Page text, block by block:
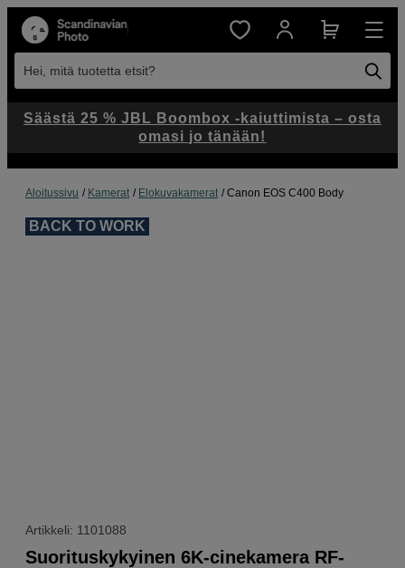
Hei, mitä tuotetta etsit?
Aloitussivu Kamerat Elokuvakamerat Canon EOS C400 Body
BACK TO WORK
Artikkeli: 1101088
Suorituskykyinen 6K-cinekamera RF-
Säästä 25 % JBL Boombox -kaiuttimista – osta
omasi jo tänään!